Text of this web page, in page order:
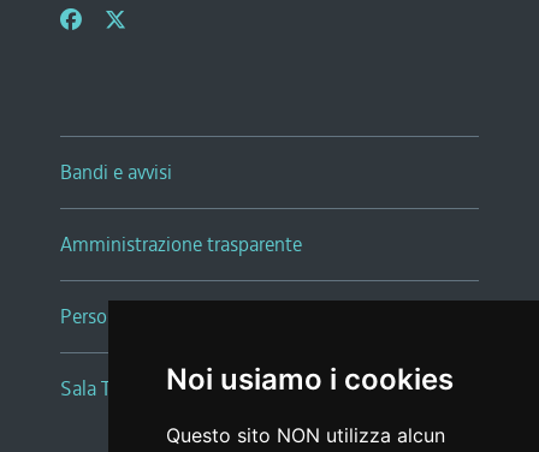
Noi usiamo i cookies
Questo sito NON utilizza alcun
Bandi e avvisi
Amministrazione trasparente
Persone e Uffici
Sala Tiziano Tessitori